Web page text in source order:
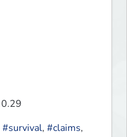
0.29
#survival, #claims,